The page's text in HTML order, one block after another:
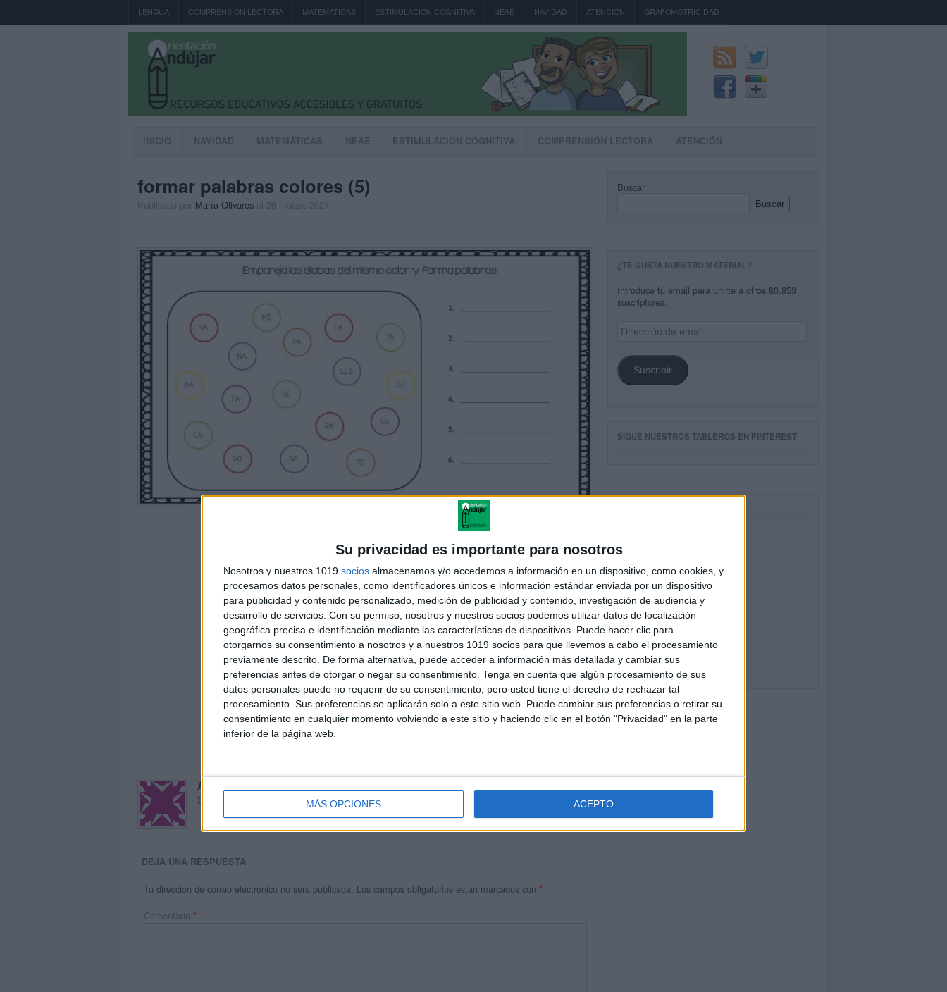
Su privacidad es importante para nosotros
Nosotros y nuestros 1019 socios almacenamos y/o accedemos a información en un dispositivo, como cookies, y
procesamos datos personales, como identificadores únicos e información estándar enviada por un dispositivo
para publicidad y contenido personalizado, medición de publicidad y contenido, investigación de audiencia y
desarrollo de servicios. Con su permiso, nosotros y nuestros socios podemos utilizar datos de localización
geográfica precisa e identificación mediante las características de dispositivos. Puede hacer clic para
otorgarnos su consentimiento a nosotros y a nuestros 1019 socios para que llevemos a cabo el procesamiento
previamente descrito. De forma alternativa, puede acceder a información más detallada y cambiar sus
preferencias antes de otorgar o negar su consentimiento. Tenga en cuenta que algún procesamiento de sus
datos personales puede no requerir de su consentimiento, pero usted tiene el derecho de rechazar tal
procesamiento. Sus preferencias se aplicarán solo a este sitio web. Puede cambiar sus preferencias o retirar su
consentimiento en cualquier momento volviendo a este sitio y haciendo clic en el botón "Privacidad" en la parte
inferior de la página web.
MÁS OPCIONES ACEPTO
LENGUA COMPRENSIÓN LECTORA MATEMÁTICAS ESTIMULACION COGNITIVA NEAE NAVIDAD ATENCIÓN GRAFOMOTRICIDAD
INICIO NAVIDAD MATEMÁTICAS NEAE ESTIMULACION COGNITIVA COMPRENSIÓN LECTORA ATENCIÓN
formar palabras colores (5)
Publicado por María Olivares el 26 marzo, 2021
Acerca de María Olivares
El autor no ha proporcionado ninguna información.
DEJA UNA RESPUESTA
Tu dirección de correo electrónico no será publicada. Los campos obligatorios están marcados con *
Comentario *
Buscar
Buscar
¿TE GUSTA NUESTRO MATERIAL?
Introduce tu email para unirte a otros 80.853
suscriptores.
Dirección
de
Suscribir
SIGUE NUESTROS TABLEROS EN PINTEREST